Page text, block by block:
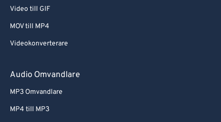
Video till GIF
MOV till MP4
Videokonverterare
Audio Omvandlare
MP3 Omvandlare
MP4 till MP3